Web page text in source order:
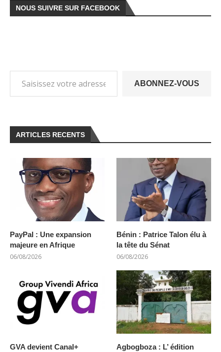
NOUS SUIVRE SUR FACEBOOK
ABONNEZ-VOUS
ARTICLES RECENTS
PayPal : Une expansion
majeure en Afrique
06/08/2026
Bénin : Patrice Talon élu à
la tête du Sénat
06/08/2026
GVA devient Canal+
Agbogboza : L’ édition